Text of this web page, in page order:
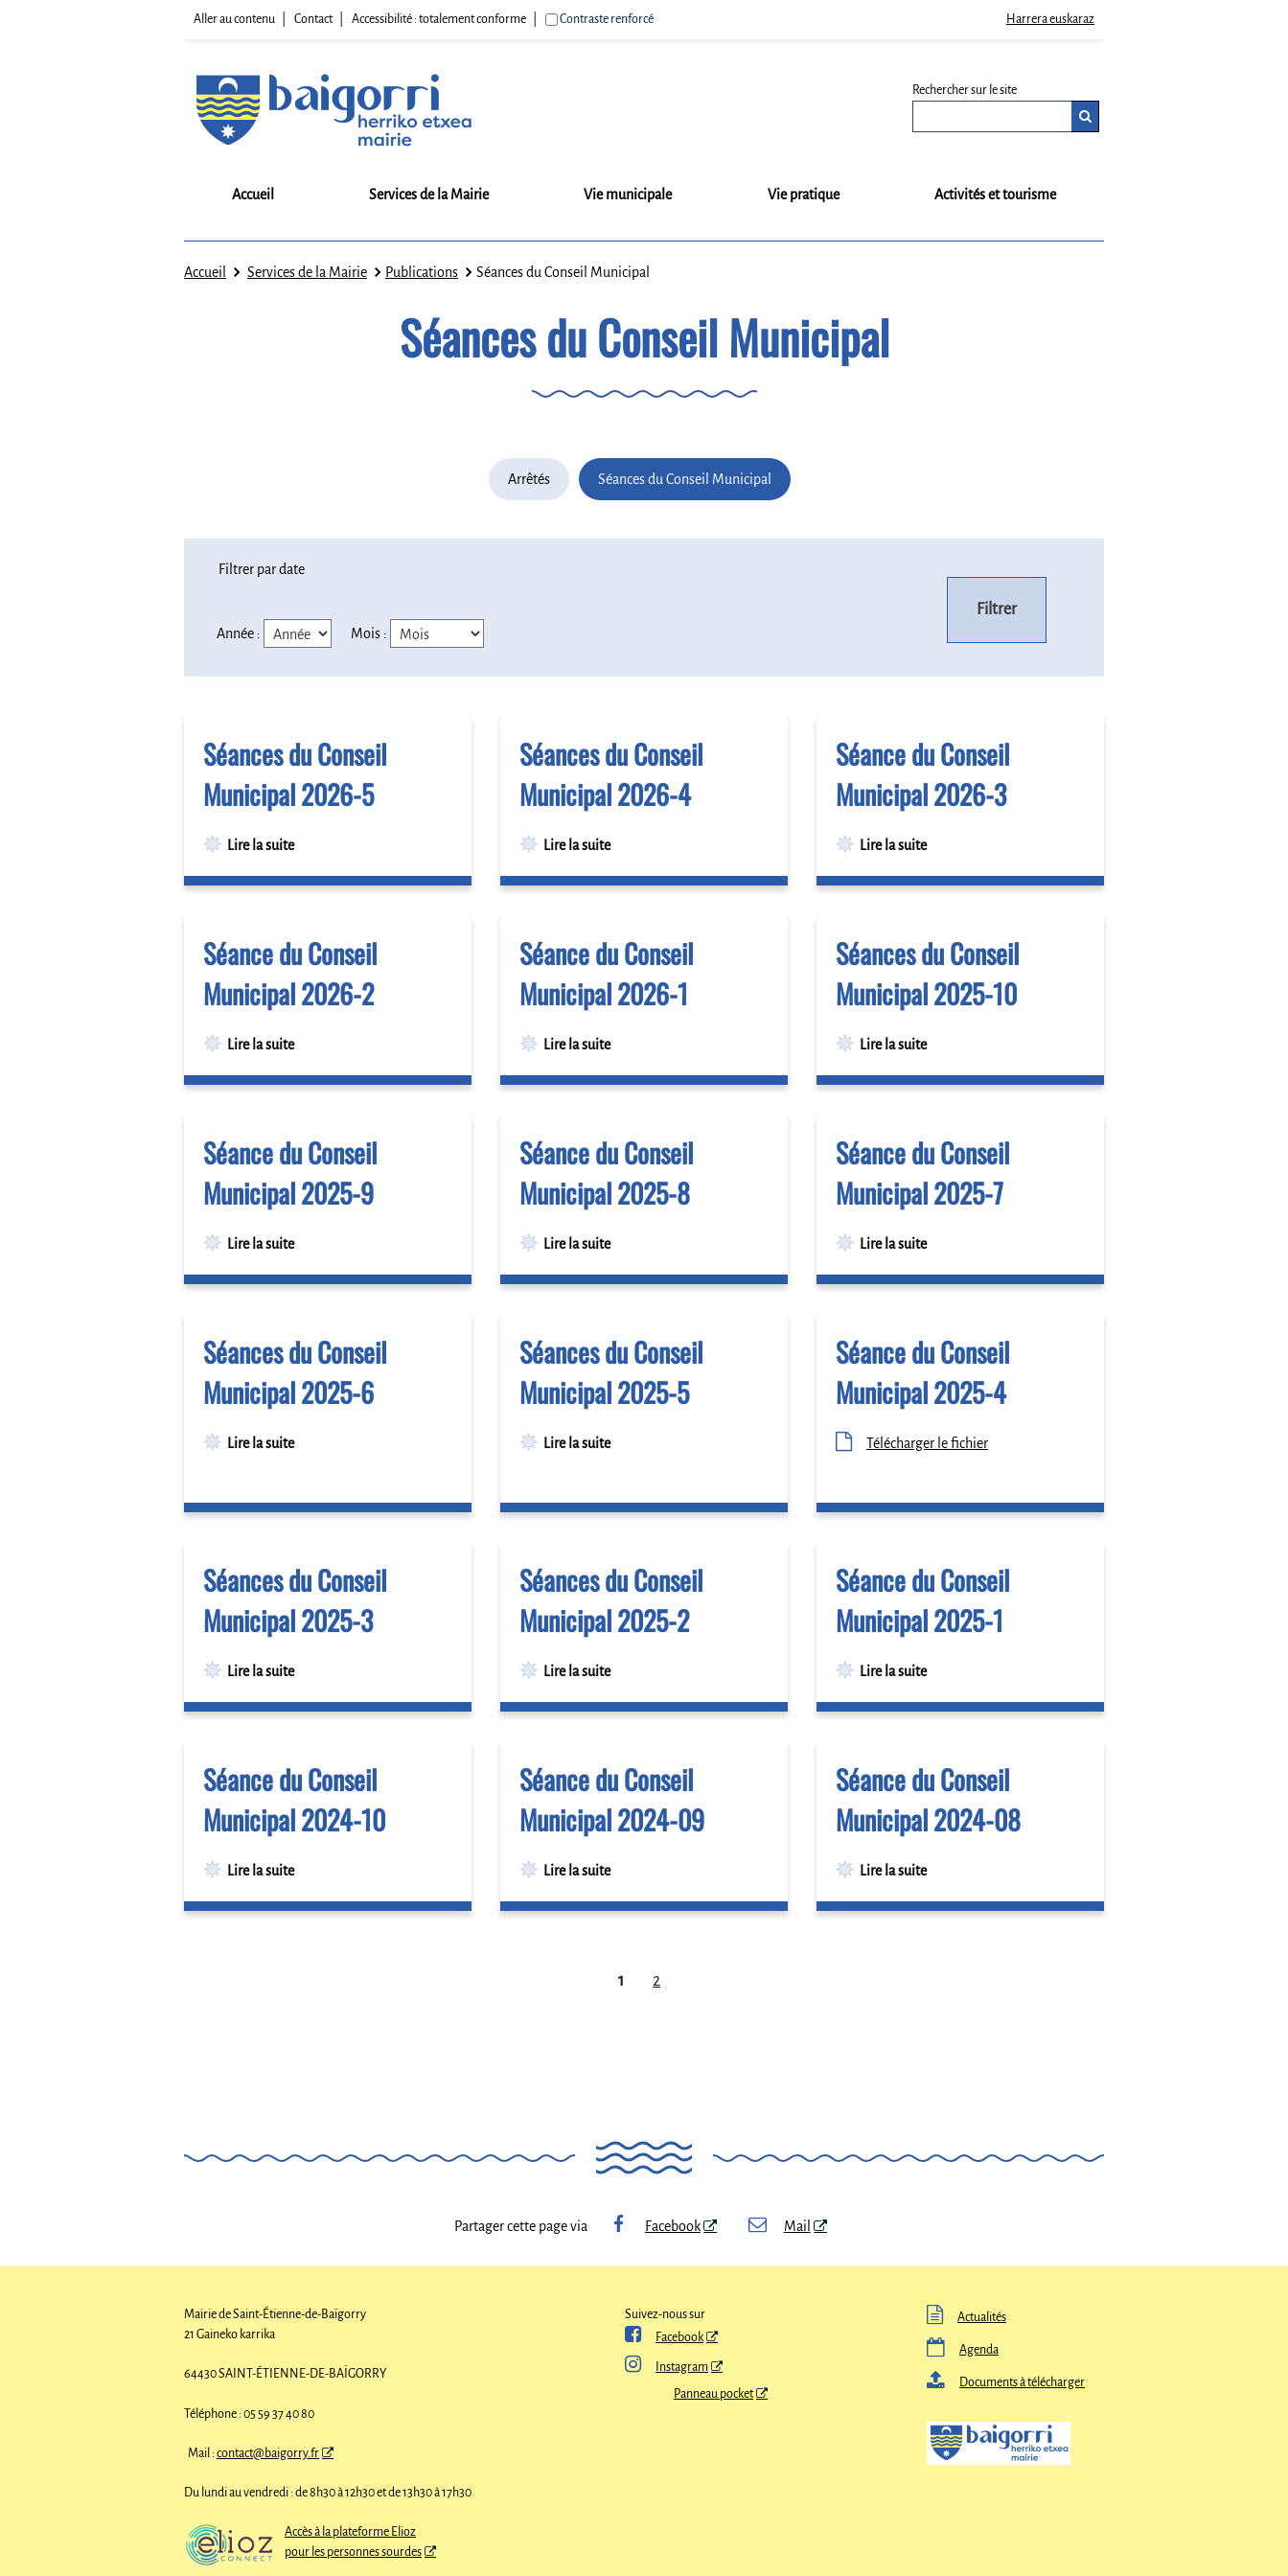
Aller au contenu Contact Accessibilité : totalement conforme Contraste renforcé Harrera euskaraz
Rechercher sur le site
Accueil Services de la Mairie Vie municipale Vie pratique Activités et tourisme
Accueil Services de la Mairie Publications Séances du Conseil Municipal
Séances du Conseil Municipal
Arrêtés Séances du Conseil Municipal
Filtrer par date
Année : Mois :
Filtrer
Séances du Conseil
Municipal 2026-5
Lire la suite
Séances du Conseil
Municipal 2026-4
Lire la suite
Séance du Conseil
Municipal 2026-3
Lire la suite
Séance du Conseil
Municipal 2026-2
Lire la suite
Séance du Conseil
Municipal 2026-1
Lire la suite
Séances du Conseil
Municipal 2025-10
Lire la suite
Séance du Conseil
Municipal 2025-9
Lire la suite
Séance du Conseil
Municipal 2025-8
Lire la suite
Séance du Conseil
Municipal 2025-7
Lire la suite
Séances du Conseil
Municipal 2025-6
Lire la suite
Séances du Conseil
Municipal 2025-5
Lire la suite
Séance du Conseil
Municipal 2025-4
Télécharger le fichier
Séances du Conseil
Municipal 2025-3
Lire la suite
Séances du Conseil
Municipal 2025-2
Lire la suite
Séance du Conseil
Municipal 2025-1
Lire la suite
Séance du Conseil
Municipal 2024-10
Lire la suite
Séance du Conseil
Municipal 2024-09
Lire la suite
Séance du Conseil
Municipal 2024-08
Lire la suite
1 2
Partager cette page via Facebook Mail
Mairie de Saint-Étienne-de-Baïgorry
21 Gaineko karrika
64430 SAINT-ÉTIENNE-DE-BAÏGORRY
Téléphone : 05 59 37 40 80
Mail : contact@baigorry.fr
Du lundi au vendredi : de 8h30 à 12h30 et de 13h30 à 17h30
Accès à la plateforme Elioz
pour les personnes sourdes
Suivez-nous sur
 Facebook

Instagram
Panneau pocket
 Actualités
 Agenda
 Documents à télécharger